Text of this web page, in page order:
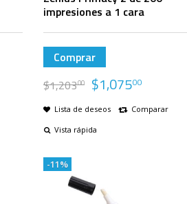
impresiones a 1 cara
Comprar
$1,20300 $1,07500
Lista de deseos
Comparar
Vista rápida
-11%